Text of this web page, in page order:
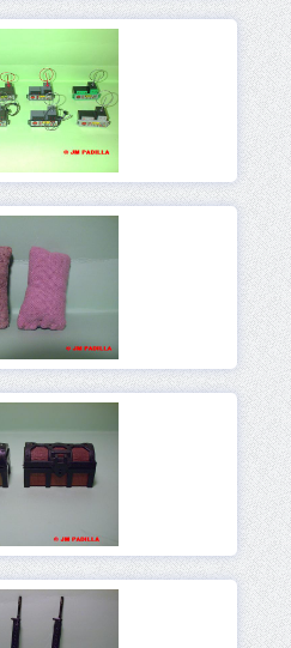
Ver